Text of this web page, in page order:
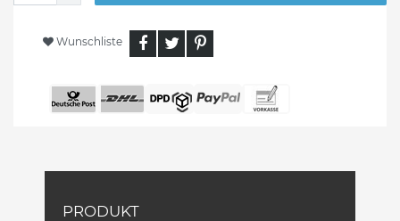
Wunschliste
PRODUKT